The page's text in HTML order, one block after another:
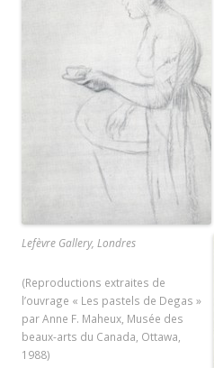
Lefèvre Gallery, Londres
(Reproductions extraites de
l’ouvrage « Les pastels de Degas »
par Anne F. Maheux, Musée des
beaux-arts du Canada, Ottawa,
1988)